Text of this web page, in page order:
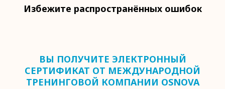
Избежите распространённых ошибок
ВЫ ПОЛУЧИТЕ ЭЛЕКТРОННЫЙ
СЕРТИФИКАТ ОТ МЕЖДУНАРОДНОЙ
ТРЕНИНГОВОЙ КОМПАНИИ OSNOVA